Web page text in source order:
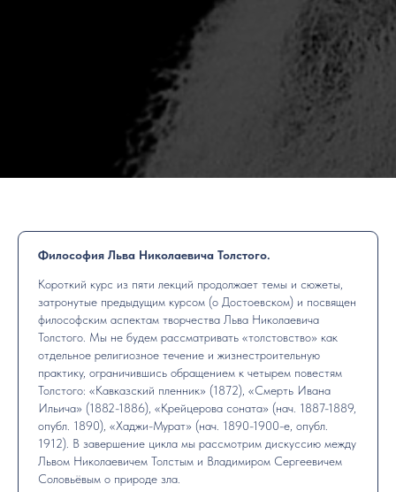
Философия Льва Николаевича Толстого.
Короткий курс из пяти лекций продолжает темы и сюжеты,
затронутые предыдущим курсом (о Достоевском) и посвящен
философским аспектам творчества Льва Николаевича
Толстого. Мы не будем рассматривать «толстовство» как
отдельное религиозное течение и жизнестроительную
практику, ограничившись обращением к четырем повестям
Толстого: «Кавказский пленник» (1872), «Смерть Ивана
Ильича» (1882-1886), «Крейцерова соната» (нач. 1887-1889,
опубл. 1890), «Хаджи-Мурат» (нач. 1890-1900-е, опубл.
1912). В завершение цикла мы рассмотрим дискуссию между
Львом Николаевичем Толстым и Владимиром Сергеевичем
Соловьёвым о природе зла.